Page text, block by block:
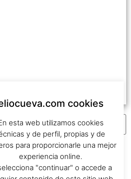
cookies
esta web utilizamos cookies
y de perfil, propias y de
para proporcionarle una mejor
experiencia online.
"continuar" o accede a